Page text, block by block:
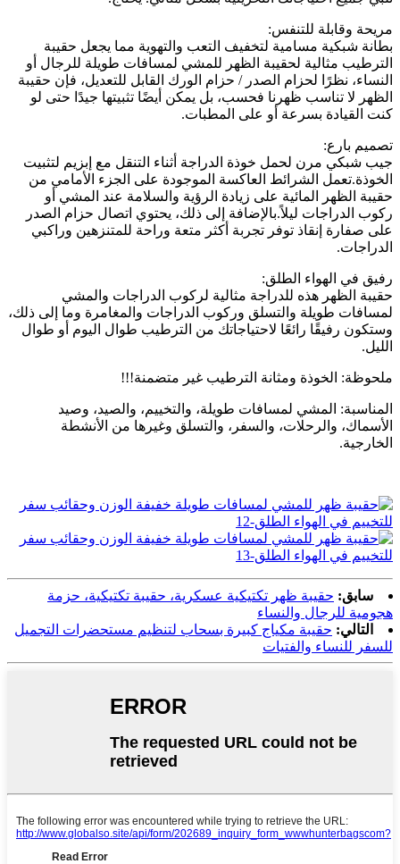
مريحة وقابلة للتنفس:
بطانة شبكية مسامية لتخفيف التعب والتهوية مما يجعل حقيبة
الترطيب مثالية لحقيبة الظهر للمشي لمسافات طويلة للرجال أو
النساء، نظرًا لحزام الصدر / حزام الورك القابل للتعديل، فإن حقيبة
الظهر لا تناسب ظهرنا فحسب، بل يمكن أيضًا تثبيتها جيدًا حتى لو
كنت القيادة بسرعة أو على المطبات.
تصميم بارع:
جيب شبكي مرن لحمل خوذة الدراجة أثناء التنقل مع إبزيم لتثبيت
الخوذة.تعمل الشرائط العاكسة الموجودة على الجزء الأمامي من
حقيبة الظهر المائية على زيادة الرؤية والسلامة عند المشي أو
ركوب الدراجات ليلاً.بالإضافة إلى ذلك، يحتوي اتصال حزام الصدر
على صفارة إنقاذ توفر تجربة أكثر متعة وراحة للمتنزهين وراكبي
الدراجات.
رفيق في الهواء الطلق:
حقيبة الظهر هذه للدراجة مثالية لركوب الدراجات والمشي
لمسافات طويلة والتسلق وركوب الدراجات والمغامرة وما إلى ذلك،
وستكون رفيقًا رائعًا لاحتياجاتك من الترطيب طوال اليوم أو طوال
الليل.
ملحوظة: الخوذة ومثانة الترطيب غير متضمنة!!!
المناسبة: المشي لمسافات طويلة، والتخييم، والصيد، وصيد
الأسماك، والرحلات، والسفر، والتسلق وغيرها من الأنشطة
الخارجية.
سابق: حقيبة ظهر تكتيكية عسكرية، حقيبة تكتيكية، حزمة
هجومية للرجال والنساء
التالي: حقيبة مكياج كبيرة بسحاب لتنظيم مستحضرات التجميل
للسفر للنساء والفتيات